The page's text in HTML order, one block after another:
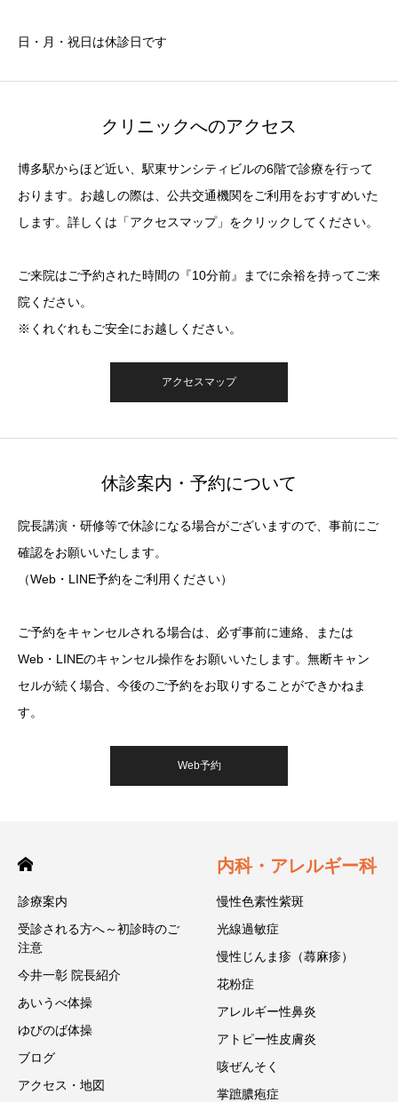
日・月・祝日は休診日です
クリニックへのアクセス
博多駅からほど近い、駅東サンシティビルの6階で診療を行って
おります。お越しの際は、公共交通機関をご利用をおすすめいた
します。詳しくは「アクセスマップ」をクリックしてください。
ご来院はご予約された時間の『10分前』までに余裕を持ってご来
院ください。
※くれぐれもご安全にお越しください。
アクセスマップ
休診案内・予約について
院長講演・研修等で休診になる場合がございますので、事前にご
確認をお願いいたします。
（Web・LINE予約をご利用ください）
ご予約をキャンセルされる場合は、必ず事前に連絡、または
Web・LINEのキャンセル操作をお願いいたします。無断キャン
セルが続く場合、今後のご予約をお取りすることができかねま
す。
Web予約
診療案内
受診される方へ～初診時のご
注意
今井一彰 院長紹介
あいうべ体操
ゆびのば体操
ブログ
アクセス・地図
内科・アレルギー科
慢性色素性紫斑
光線過敏症
慢性じんま疹（蕁麻疹）
花粉症
アレルギー性鼻炎
アトピー性皮膚炎
咳ぜんそく
掌蹠膿疱症